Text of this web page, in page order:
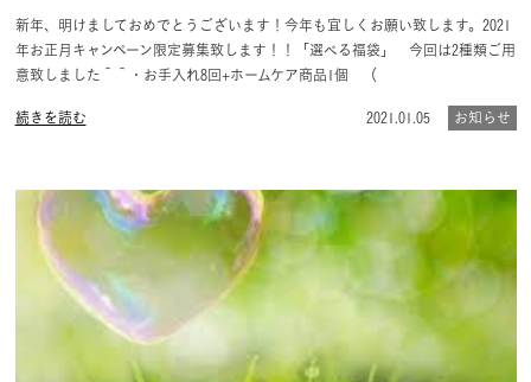
新年、明けましておめでとうございます！今年も宜しくお願い致します。2021
年お正月キャンペーン限定募集致します！！「選べる福袋」 今回は2種類ご用
意致しました＾＾・お手入れ8回+ホームケア商品1個 （
続きを読む 2021.01.05 お知らせ